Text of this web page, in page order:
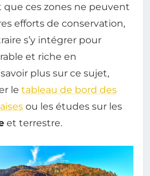
ces zones ne peuvent
efforts de conservation,
s’y intégrer pour
et riche en
plus sur ce sujet,
le tableau de bord des
ou les études sur les
et terrestre.